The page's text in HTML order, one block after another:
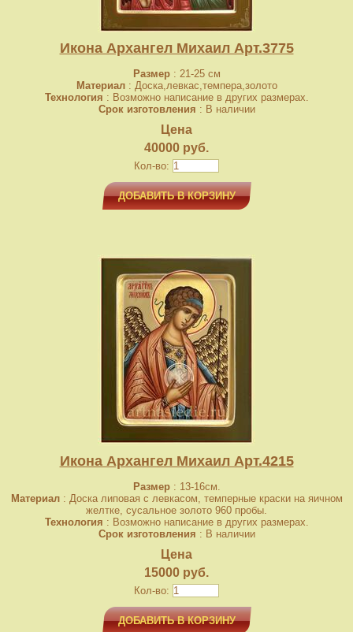
Икона Архангел Михаил Арт.3775
Размер: 21-25 см
Материал: Доска,левкас,темпера,золото
Технология : Возможно написание в других размерах.
Срок изготовления : В наличии
Цена
40000 руб.
Кол-во:
ДОБАВИТЬ В КОРЗИНУ
Икона Архангел Михаил Арт.4215
Размер: 13-16см.
Материал: Доска липовая с левкасом, темперные краски на яичном
желтке, сусальное золото 960 пробы.
Технология : Возможно написание в других размерах.
Срок изготовления : В наличии
Цена
15000 руб.
Кол-во:
ДОБАВИТЬ В КОРЗИНУ